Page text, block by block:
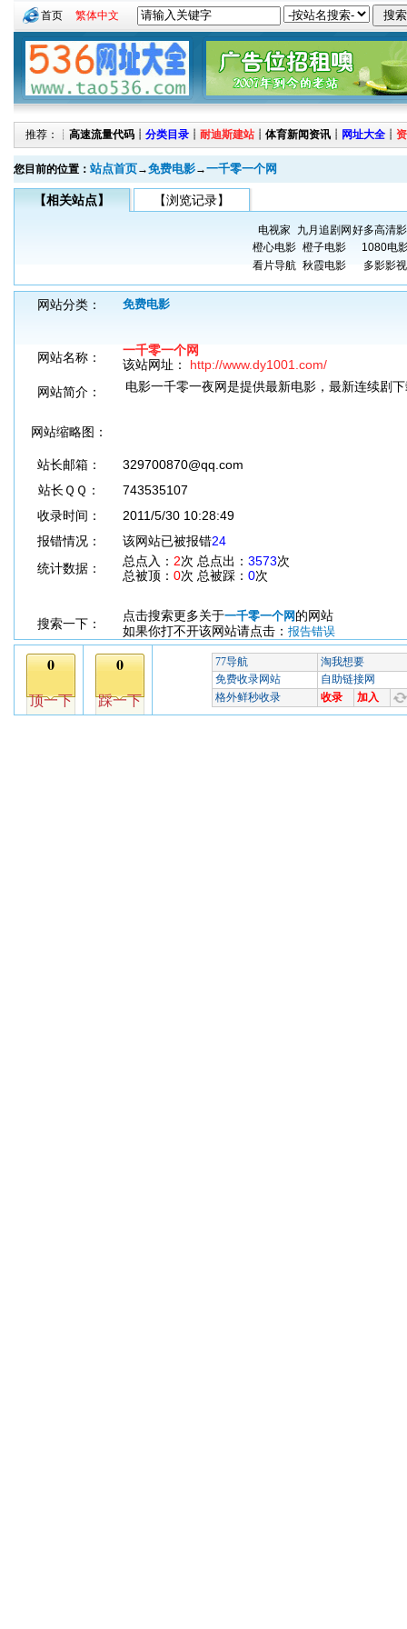
首页 繁体中文
推荐：┊ 高速流量代码 ┊ 分类目录 ┊ 耐迪斯建站 ┊ 体育新闻资讯 ┊ 网址大全 ┊
您目前的位置： 站点首页→免费电影→一千零一个网
【相关站点】 【浏览记录】
电视家 九月追剧网 好多高清
橙心电影 橙子电影
1080电
看片导航 秋霞电影 多影影视
网站分类： 免费电影
网站名称：
一千零一个网
该站网址： http://www.dy1001.com/
网站简介：
电影一千零一夜网是提供最新电影，最新连续剧
网站缩略图：
站长邮箱：
329700870@qq.com
站长ＱＱ：
743535107
收录时间：
2011/5/30 10:28:49
报错情况：
该网站已被报错24
统计数据：
总点入： 2次 总点出： 3573次
总被顶： 0次 总被踩： 0次
搜索一下：
点击搜索更多关于一千零一个网 的网站
如果你打不开该网站请点击： 报告错误